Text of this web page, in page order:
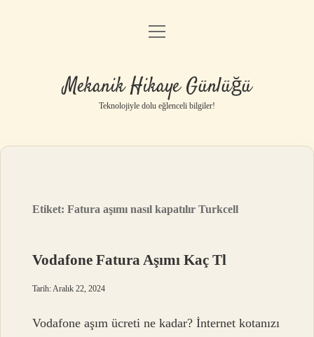
Anasayfa
Yasal Uyarı
menüyü
Mekanik Hikaye Günlüğü
Teknolojiyle dolu eğlenceli bilgiler!
Etiket:Fatura aşımı nasıl kapatılır Turkcell
Vodafone Fatura Aşımı Kaç Tl
Tarih: Aralık 22, 2024
Vodafone aşım ücreti ne kadar? İnternet kotanızı